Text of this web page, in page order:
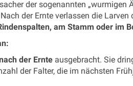
der sogenannten „wurmigen
der Ernte verlassen die
am Stamm oder im
der Ernte ausgebracht. Sie
der Falter, die im nächsten